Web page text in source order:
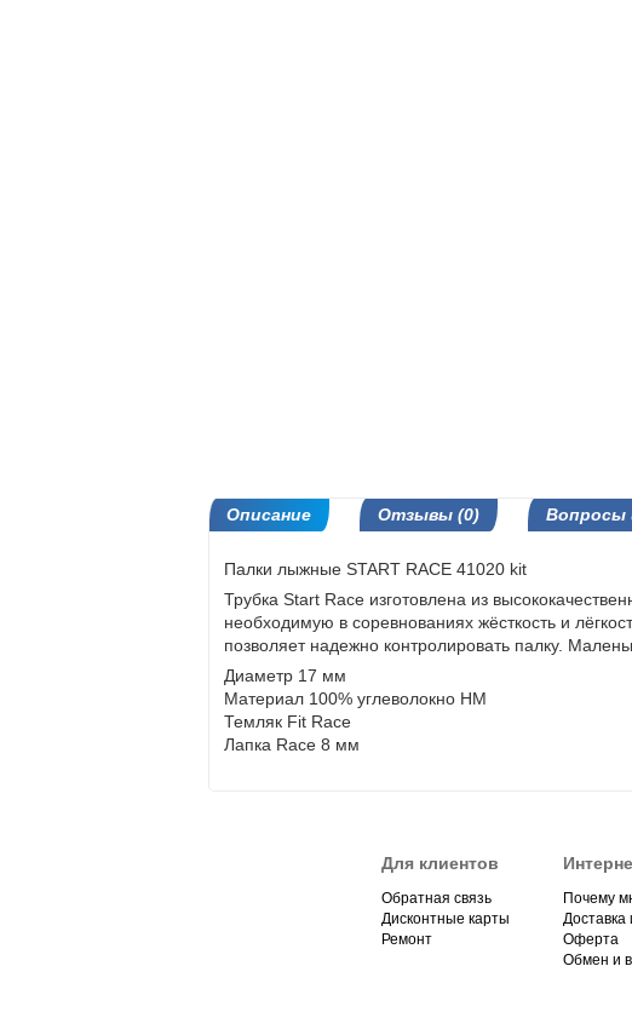
Описание Отзывы (0) Вопросы
Палки лыжные START RACE 41020 kit
Трубка Start Race изготовлена из
необходимую в соревнованиях жёсткость и
позволяет надежно контролировать палку.
Диаметр 17 мм
Материал 100% углеволокно HM
Темляк Fit Race
Лапка Race 8 мм
Для клиентов
Обратная связь
Дисконтные карты
Ремонт
Почему
Доставка
Оферта
Обмен и